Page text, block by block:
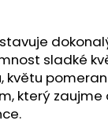
sladké
který